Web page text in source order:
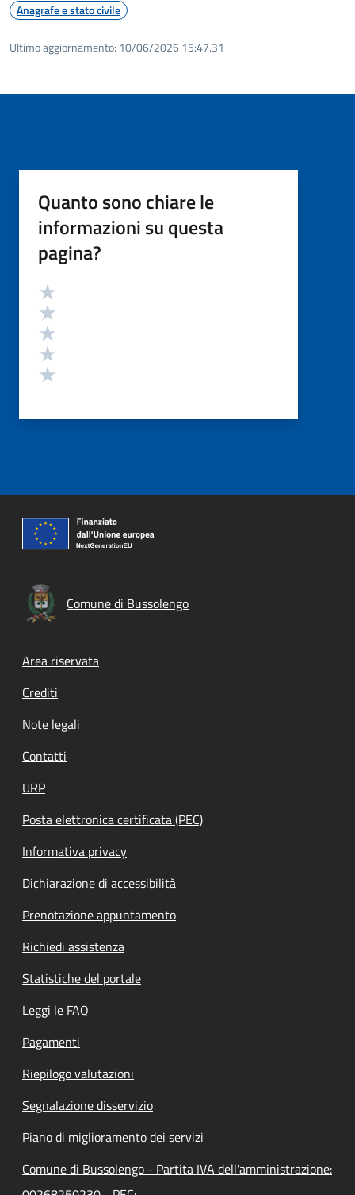
Anagrafe e stato civile
Ultimo aggiornamento: 10/06/2026 15:47.31
Quanto sono chiare le
informazioni su questa
pagina?
Valutazione
Comune di Bussolengo
Footer menu
Area riservata
Crediti
Note legali
Contatti
URP
Posta elettronica certificata (PEC)
Informativa privacy
Dichiarazione di accessibilità
Prenotazione appuntamento
Richiedi assistenza
Statistiche del portale
Leggi le FAQ
Pagamenti
Riepilogo valutazioni
Segnalazione disservizio
Piano di miglioramento dei servizi
Comune di Bussolengo - Partita IVA dell'amministrazione: